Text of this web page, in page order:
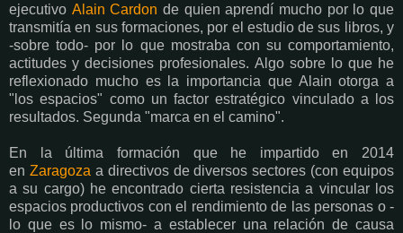
ejecutivo Alain Cardon de quien aprendí mucho por lo que
transmitía en sus formaciones, por el estudio de sus libros, y
-sobre todo- por lo que mostraba con su comportamiento,
actitudes y decisiones profesionales. Algo sobre lo que he
reflexionado mucho es la importancia que Alain otorga a
"los espacios" como un factor estratégico vinculado a los
resultados. Segunda "marca en el camino".
En la última formación que he impartido en 2014
en Zaragoza a directivos de diversos sectores (con equipos
a su cargo) he encontrado cierta resistencia a vincular los
espacios productivos con el rendimiento de las personas o -
lo que es lo mismo- a establecer una relación de causa